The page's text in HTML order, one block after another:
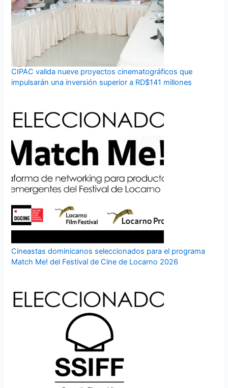
CIPAC valida nueve proyectos cinematográficos que
impulsarán una inversión superior a RD$141 millones
Cineastas dominicanos seleccionados para el programa
Match Me! del Festival de Cine de Locarno 2026